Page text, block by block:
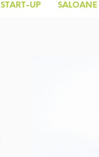
START-UP SALOANE